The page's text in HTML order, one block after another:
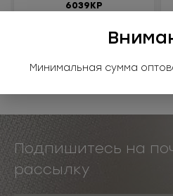
6039КР
Под заказ
Подпишитесь на
рассылку
Минимальная сумма